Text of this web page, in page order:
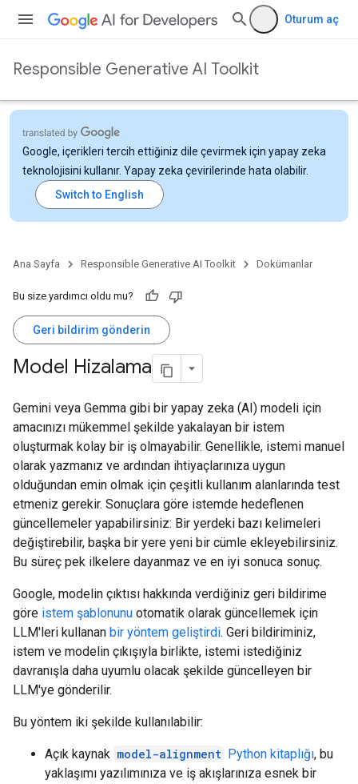
Oturum aç
Responsible Generative AI Toolkit
Google, içerikleri tercih ettiğiniz dile çevirmek için yapay zeka
teknolojisini kullanır. Yapay zeka çevirilerinde hata olabilir.
Ana Sayfa Responsible Generative AI Toolkit Dokümanlar
Bu size yardımcı oldu mu?
Geri bildirim gönderin
Model Hizalama
Gemini veya Gemma gibi bir yapay zeka (AI) modeli için
amacınızı mükemmel şekilde yakalayan bir istem
oluşturmak kolay bir iş olmayabilir. Genellikle, istemi manuel
olarak yazmanız ve ardından ihtiyaçlarınıza uygun
olduğundan emin olmak için çeşitli kullanım alanlarında test
etmeniz gerekir. Sonuçlara göre istemde hedeflenen
güncellemeler yapabilirsiniz: Bir yerdeki bazı kelimeleri
değiştirebilir, başka bir yere yeni bir cümle ekleyebilirsiniz.
Bu süreç pek ilkelere dayanmaz ve en iyi sonuca sonuç.
Google, modelin çıktısı hakkında verdiğiniz geri bildirime
göre istem şablonunu otomatik olarak güncellemek için
LLM'leri kullanan bir yöntem geliştirdi. Geri bildiriminiz,
istem ve modelin çıkışıyla birlikte, istemi istediğiniz
davranışla daha uyumlu olacak şekilde güncelleyen bir
LLM'ye gönderilir.
Bu yöntem iki şekilde kullanılabilir:
Açık kaynak model-alignment Python kitaplığı, bu
yaklaşımı yazılımınıza ve iş akışlarınıza esnek bir